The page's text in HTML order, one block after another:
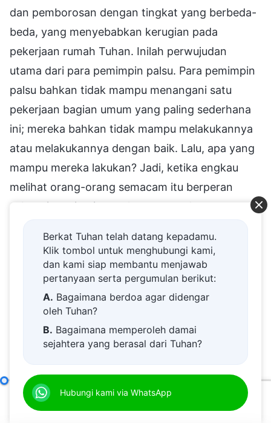
dan pemborosan dengan tingkat yang berbeda-
beda, yang menyebabkan kerugian pada
pekerjaan rumah Tuhan. Inilah perwujudan
utama dari para pemimpin palsu. Para pemimpin
palsu bahkan tidak mampu menangani satu
pekerjaan bagian umum yang paling sederhana
ini; mereka bahkan tidak mampu melakukannya
atau melakukannya dengan baik. Lalu, apa yang
mampu mereka lakukan? Jadi, ketika engkau
melihat orang-orang semacam itu berperan
sebagai pemimpin, engkau semua dapat
Jika mereka mengacaukan satu pekerjaan
bagian umum ini, bahkan tidak melakukan
semampunya, dan tidak mencari orang lain yang
sesuai untuk melakukannya ketika mereka tidak
segera digantikan dan diberhentikan dari jabatan
menggunakan mereka. Apakah ini tepat?
(Tepat.) Mengapa? Seseorang yang hatinya
Berkat Tuhan telah datang kepadamu.
Klik tombol untuk menghubungi kami,
dan kami siap membantu menjawab
pertanyaan serta pergumulan berikut:
A. Bagaimana berdoa agar didengar
oleh Tuhan?
B. Bagaimana memperoleh damai
sejahtera yang berasal dari Tuhan?
D.
dekat kepada Tuhan.
E.Bagaimana menyambut kedatangan
Hubungi kami via WhatsApp
Pasal